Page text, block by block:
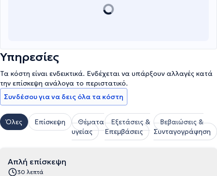
Υπηρεσίες
Τα κόστη είναι ενδεικτικά. Ενδέχεται να υπάρξουν αλλαγές κατά
την επίσκεψη ανάλογα το περιστατικό.
Συνδέσου για να δεις όλα τα κόστη
Όλες Επίσκεψη
Θέματα
υγείας
Εξετάσεις &
Επεμβάσεις
Βεβαιώσεις &
Συνταγογράφηση
Απλή επίσκεψη
30 λεπτά